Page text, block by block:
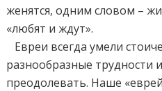
женятся, одним словом –
«любят и ждут».
Евреи всегда умели
разнообразные трудности
преодолевать. Наше